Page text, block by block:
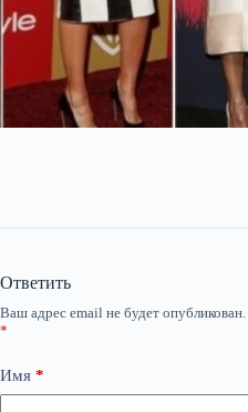
Ответить
Ваш адрес email не будет опубликован.
*
Имя *